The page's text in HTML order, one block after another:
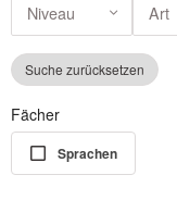
Niveau Art
Suche zurücksetzen
Fächer
Sprachen